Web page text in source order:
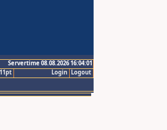
Servertime 08.08.2026 16:04:01
Logout
Login